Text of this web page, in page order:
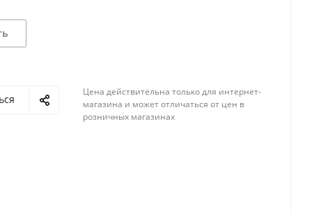
Цена действительна только для интернет-
магазина и может отличаться от цен в
розничных магазинах